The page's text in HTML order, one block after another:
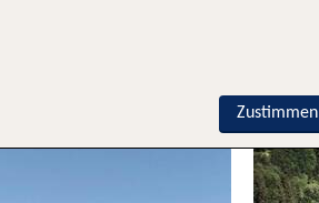
Würze deinen nächsten Trip mit
Zustimmen